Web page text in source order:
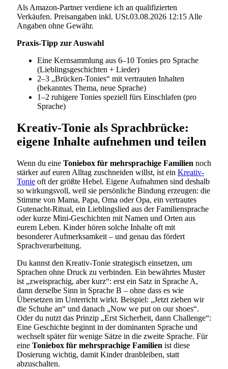
Als Amazon-Partner verdiene ich an qualifizierten
Verkäufen. Preisangaben inkl. USt.03.08.2026 12:15 Alle
Angaben ohne Gewähr.
Praxis-Tipp zur Auswahl
Eine Kernsammlung aus 6–10 Tonies pro Sprache
(Lieblingsgeschichten + Lieder)
2–3 „Brücken-Tonies“ mit vertrauten Inhalten
(bekanntes Thema, neue Sprache)
1–2 ruhigere Tonies speziell fürs Einschlafen (pro
Sprache)
Kreativ-Tonie als Sprachbrücke:
eigene Inhalte aufnehmen und teilen
Wenn du eine Toniebox für mehrsprachige Familien noch
stärker auf euren Alltag zuschneiden willst, ist ein Kreativ-
Tonie oft der größte Hebel. Eigene Aufnahmen sind deshalb
so wirkungsvoll, weil sie persönliche Bindung erzeugen: die
Stimme von Mama, Papa, Oma oder Opa, ein vertrautes
Gutenacht-Ritual, ein Lieblingslied aus der Familiensprache
oder kurze Mini-Geschichten mit Namen und Orten aus
eurem Leben. Kinder hören solche Inhalte oft mit
besonderer Aufmerksamkeit – und genau das fördert
Sprachverarbeitung.
Du kannst den Kreativ-Tonie strategisch einsetzen, um
Sprachen ohne Druck zu verbinden. Ein bewährtes Muster
ist „zweisprachig, aber kurz“: erst ein Satz in Sprache A,
dann derselbe Sinn in Sprache B – ohne dass es wie
Übersetzen im Unterricht wirkt. Beispiel: „Jetzt ziehen wir
die Schuhe an“ und danach „Now we put on our shoes“.
Oder du nutzt das Prinzip „Erst Sicherheit, dann Challenge“:
Eine Geschichte beginnt in der dominanten Sprache und
wechselt später für wenige Sätze in die zweite Sprache. Für
eine Toniebox für mehrsprachige Familien ist diese
Dosierung wichtig, damit Kinder dranbleiben, statt
abzuschalten.